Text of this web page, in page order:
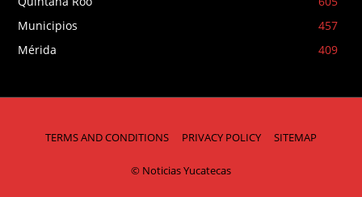
Municipios
457
Mérida
409
TERMS AND CONDITIONS PRIVACY POLICY SITEMAP
© Noticias Yucatecas